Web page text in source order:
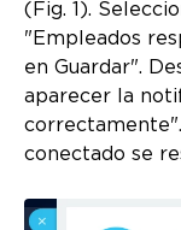
(Fig. 1).
"Empleados
en Guardar".
aparecer la
conectado se